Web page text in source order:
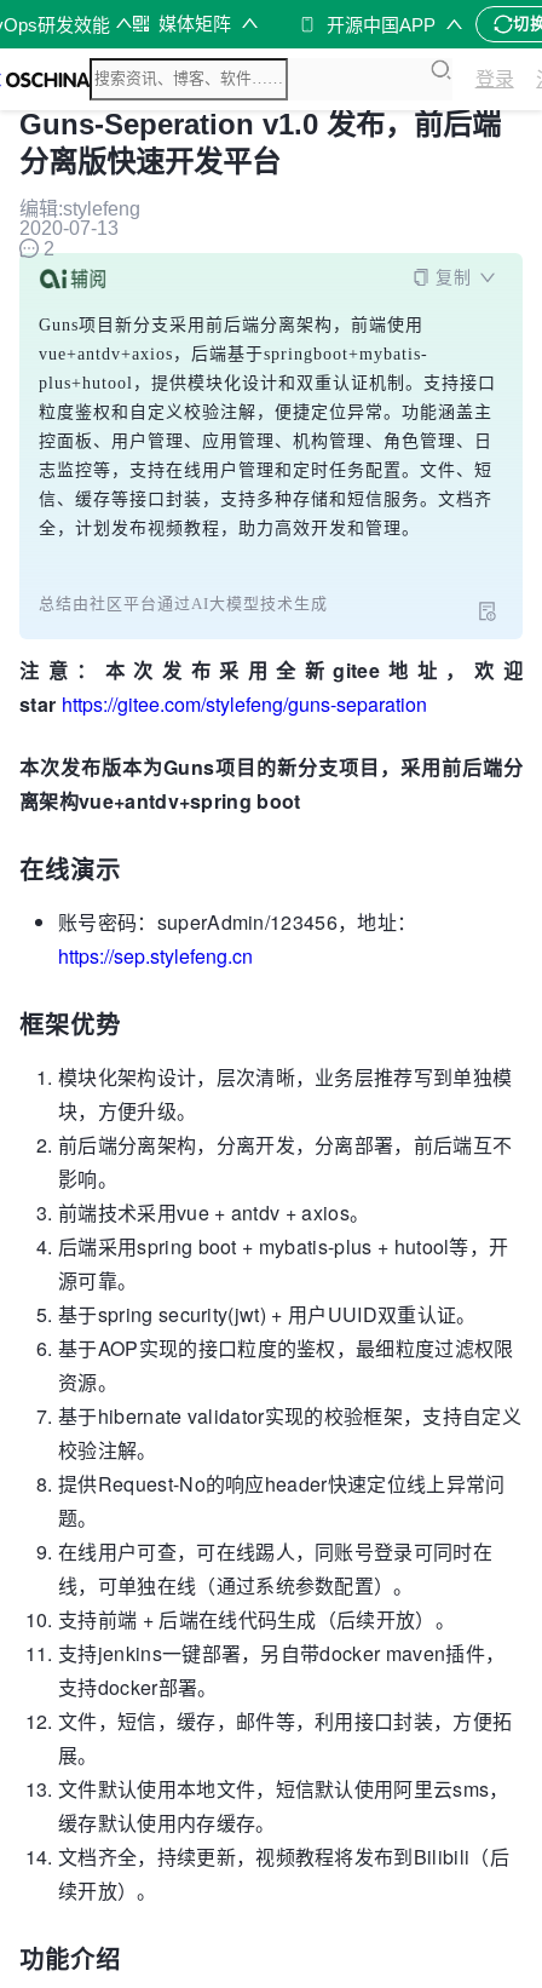
研发效能 媒体矩阵 开源中国APP 切
登录
Guns-Seperation v1.0 发布，前后端
分离版快速开发平台
编辑:stylefeng
2020-07-13
2
复制
Guns项目新分支采用前后端分离架构，前端使用
vue+antdv+axios，后端基于springboot+mybatis-
plus+hutool，提供模块化设计和双重认证机制。支持接口
粒度鉴权和自定义校验注解，便捷定位异常。功能涵盖主
控面板、用户管理、应用管理、机构管理、角色管理、日
志监控等，支持在线用户管理和定时任务配置。文件、短
信、缓存等接口封装，支持多种存储和短信服务。文档齐
全，计划发布视频教程，助力高效开发和管理。
总结由社区平台通过AI大模型技术生成
注意：本次发布采用全新gitee地址，欢迎
star https://gitee.com/stylefeng/guns-separation
本次发布版本为Guns项目的新分支项目，采用前后端分
离架构vue+antdv+spring boot
在线演示
账号密码：superAdmin/123456，地址：
https://sep.stylefeng.cn
框架优势
模块化架构设计，层次清晰，业务层推荐写到单独模
块，方便升级。
前后端分离架构，分离开发，分离部署，前后端互不
影响。
前端技术采用vue + antdv + axios。
后端采用spring boot + mybatis-plus + hutool等，开
源可靠。
基于spring security(jwt) + 用户UUID双重认证。
基于AOP实现的接口粒度的鉴权，最细粒度过滤权限
资源。
基于hibernate validator实现的校验框架，支持自定义
校验注解。
提供Request-No的响应header快速定位线上异常问
题。
在线用户可查，可在线踢人，同账号登录可同时在
线，可单独在线（通过系统参数配置）。
支持前端 + 后端在线代码生成（后续开放）。
支持jenkins一键部署，另自带docker maven插件，
支持docker部署。
文件，短信，缓存，邮件等，利用接口封装，方便拓
展。
文件默认使用本地文件，短信默认使用阿里云sms，
缓存默认使用内存缓存。
文档齐全，持续更新，视频教程将发布到Bilibili（后
续开放）。
功能介绍